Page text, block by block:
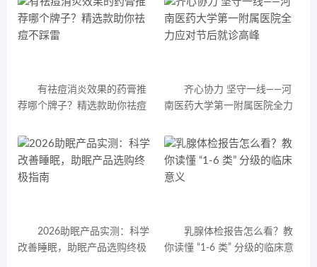
有祛痘消炎效果的药膏推
荐哪个牌子？精选款助你祛痘
齐心协力 坚守一线——河
南医药大学第一附属医院全力
2026助眠产品实测：科学
改善睡眠，助眠产品选购终极
乳腺体检报告怎么看？教
你读懂 “1-6 类” 分级的临床意